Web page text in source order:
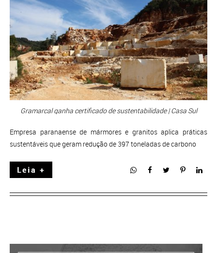
Gramarcal ganha certificado de sustentabilidade | Casa Sul
Empresa paranaense de mármores e granitos aplica práticas
sustentáveis que geram redução de 397 toneladas de carbono
Leia +